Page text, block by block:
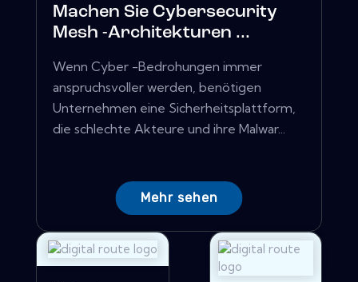
Machen Sie Cybersecurity
Mesh -Architekturen ...
Wenn Cyber ​​-Bedrohungen immer
anspruchsvoller werden, benötigen
Unternehmen eine Sicherheitsplattform,
die schlechte Akteure und ihre Malwar...
Mehr sehen